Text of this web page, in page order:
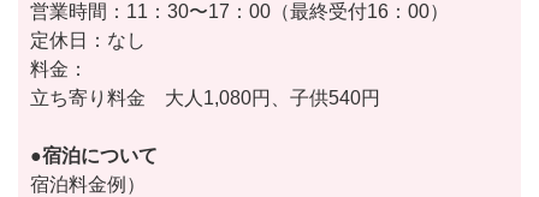
営業時間：11：30〜17：00（最終受付16：00）
定休日：なし
料金：
立ち寄り料金 大人1,080円、子供540円
●宿泊について
宿泊料金例）